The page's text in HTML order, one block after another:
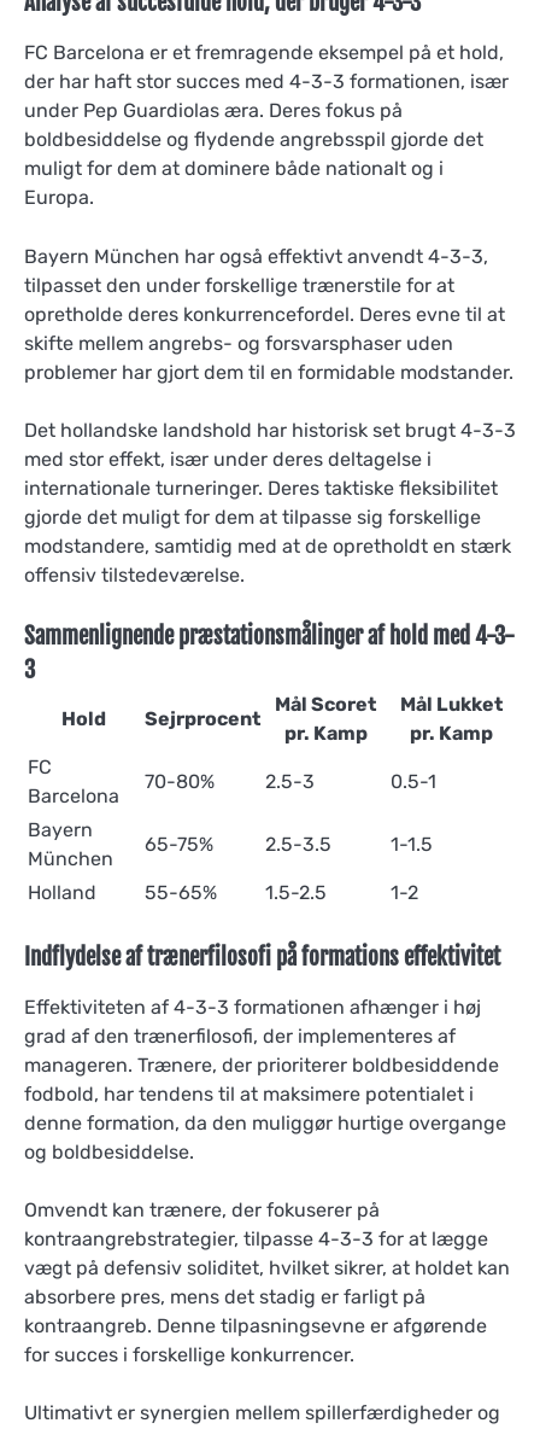
FC Barcelona er et fremragende eksempel på et hold,
der har haft stor succes med 4-3-3 formationen, især
under Pep Guardiolas æra. Deres fokus på
boldbesiddelse og flydende angrebsspil gjorde det
muligt for dem at dominere både nationalt og i
Europa.
Bayern München har også effektivt anvendt 4-3-3,
tilpasset den under forskellige trænerstile for at
opretholde deres konkurrencefordel. Deres evne til at
skifte mellem angrebs- og forsvarsphaser uden
problemer har gjort dem til en formidable modstander.
Det hollandske landshold har historisk set brugt 4-3-3
med stor effekt, især under deres deltagelse i
internationale turneringer. Deres taktiske fleksibilitet
gjorde det muligt for dem at tilpasse sig forskellige
modstandere, samtidig med at de opretholdt en stærk
offensiv tilstedeværelse.
Sammenlignende præstationsmålinger af hold med 4-3-
3
Hold Sejrprocent
Mål Scoret
pr. Kamp
Mål Lukket
pr. Kamp
FC
Barcelona
70-80% 2.5-3 0.5-1
Bayern
München
65-75% 2.5-3.5 1-1.5
Holland 55-65% 1.5-2.5 1-2
Indflydelse af trænerfilosofi på formations effektivitet
Effektiviteten af 4-3-3 formationen afhænger i høj
grad af den trænerfilosofi, der implementeres af
manageren. Trænere, der prioriterer boldbesiddende
fodbold, har tendens til at maksimere potentialet i
denne formation, da den muliggør hurtige overgange
og boldbesiddelse.
Omvendt kan trænere, der fokuserer på
kontraangrebstrategier, tilpasse 4-3-3 for at lægge
vægt på defensiv soliditet, hvilket sikrer, at holdet kan
absorbere pres, mens det stadig er farligt på
kontraangreb. Denne tilpasningsevne er afgørende
for succes i forskellige konkurrencer.
Ultimativt er synergien mellem spillerfærdigheder og